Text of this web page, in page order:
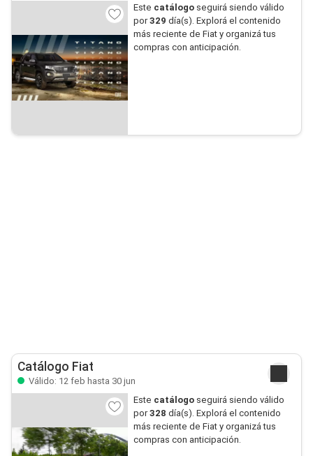
Este catálogoseguirá siendo válido
por329 día(s). Explorá el contenido
más reciente de Fiat y organizá tus
compras con anticipación.
Catálogo Fiat
Válido: 12 feb hasta 30 jun
Este catálogoseguirá siendo válido
por328 día(s). Explorá el contenido
más reciente de Fiat y organizá tus
compras con anticipación.